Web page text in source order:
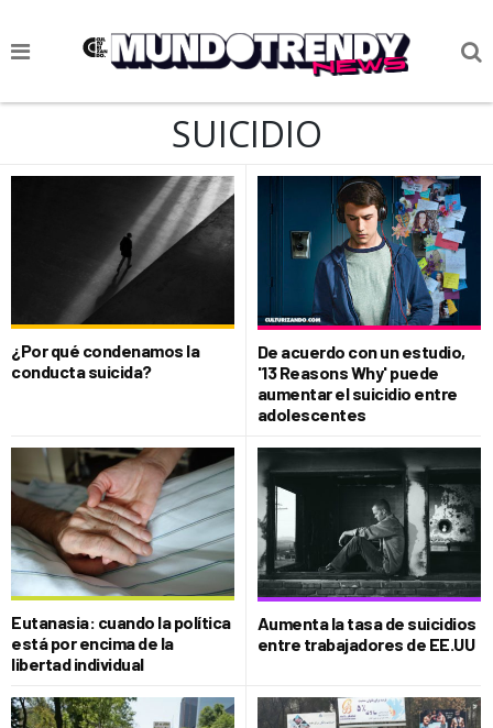
NOTICIAS
CIENCIA Y TECNOLOGÍA
SOCIEDAD
CULTURIZANDO.COM
SUICIDIO
¿Por qué condenamos la
conducta suicida?
De acuerdo con un estudio,
'13 Reasons Why' puede
aumentar el suicidio entre
adolescentes
Eutanasia: cuando la política
está por encima de la
libertad individual
Aumenta la tasa de suicidios
entre trabajadores de EE.UU